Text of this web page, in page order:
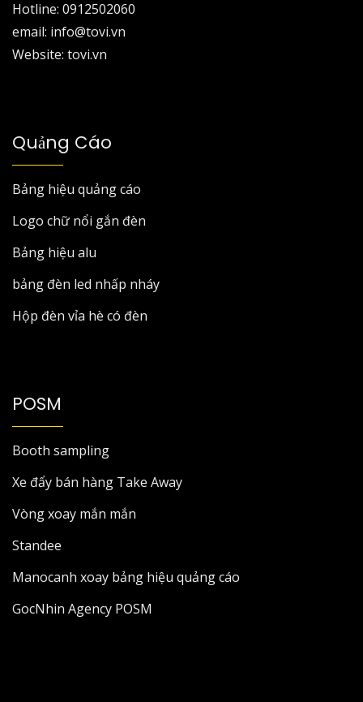
Hotline: 0912502060
email: info@tovi.vn
Website: tovi.vn
Quảng Cáo
Bảng hiệu quảng cáo
Logo chữ nổi gắn đèn
Bảng hiệu alu
bảng đèn led nhấp nháy
Hộp đèn vỉa hè có đèn
POSM
Booth sampling
Xe đẩy bán hàng Take Away
Vòng xoay mắn mắn
Standee
Manocanh xoay bảng hiệu quảng cáo
GocNhin Agency POSM